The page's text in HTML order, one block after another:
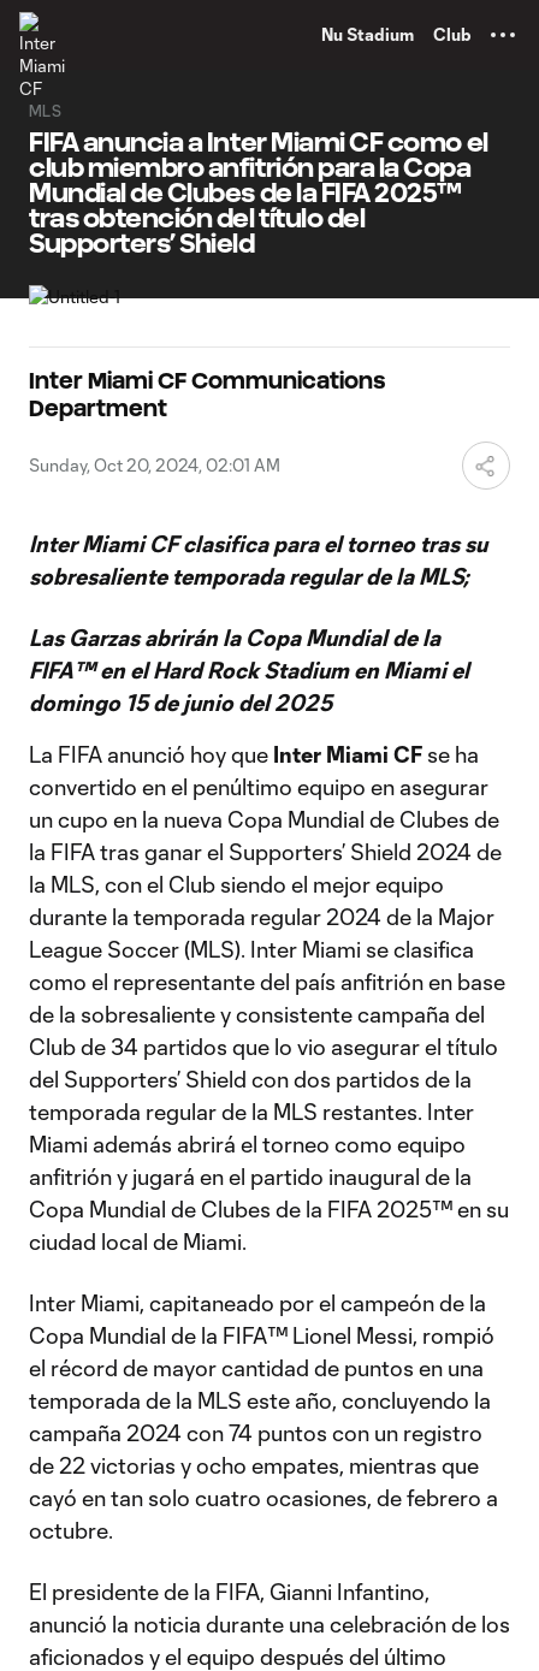
Nu Stadium Club
MLS
FIFA anuncia a Inter Miami CF como el
club miembro anfitrión para la Copa
Mundial de Clubes de la FIFA 2025™
tras obtención del título del
Supporters’ Shield
Inter Miami CF Communications
Department
Sunday, Oct 20, 2024, 02:01 AM
Inter Miami CF clasifica para el torneo tras su
sobresaliente temporada regular de la MLS;
Las Garzas abrirán la Copa Mundial de la
FIFA™ en el Hard Rock Stadium en Miami el
domingo 15 de junio del 2025
La FIFA anunció hoy que Inter Miami CF se ha
convertido en el penúltimo equipo en asegurar
un cupo en la nueva Copa Mundial de Clubes de
la FIFA tras ganar el Supporters’ Shield 2024 de
la MLS, con el Club siendo el mejor equipo
durante la temporada regular 2024 de la Major
League Soccer (MLS). Inter Miami se clasifica
como el representante del país anfitrión en base
de la sobresaliente y consistente campaña del
Club de 34 partidos que lo vio asegurar el título
del Supporters’ Shield con dos partidos de la
temporada regular de la MLS restantes. Inter
Miami además abrirá el torneo como equipo
anfitrión y jugará en el partido inaugural de la
Copa Mundial de Clubes de la FIFA 2025™ en su
ciudad local de Miami.
Inter Miami, capitaneado por el campeón de la
Copa Mundial de la FIFA™ Lionel Messi, rompió
el récord de mayor cantidad de puntos en una
temporada de la MLS este año, concluyendo la
campaña 2024 con 74 puntos con un registro
de 22 victorias y ocho empates, mientras que
cayó en tan solo cuatro ocasiones, de febrero a
octubre.
El presidente de la FIFA, Gianni Infantino,
anunció la noticia durante una celebración de los
aficionados y el equipo después del último